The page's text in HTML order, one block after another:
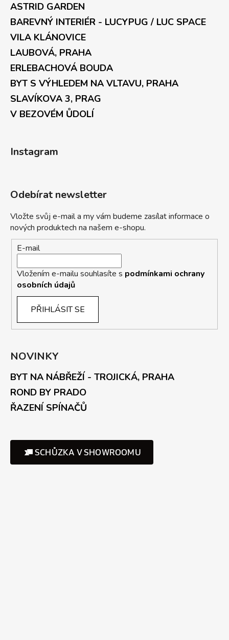
ASTRID GARDEN
BAREVNÝ INTERIÉR - LUCYPUG / LUC SPACE
VILA KLÁNOVICE
LAUBOVÁ, PRAHA
ERLEBACHOVÁ BOUDA
BYT S VÝHLEDEM NA VLTAVU, PRAHA
SLAVÍKOVA 3, PRAG
V BEZOVÉM ŮDOLÍ
Instagram
Odebírat newsletter
Vložte svůj e-mail a my vám budeme zasílat informace o
nových produktech na našem e-shopu.
E-mail
Vložením e-mailu souhlasíte s podmínkami ochrany
osobních údajů
PŘIHLÁSIT SE
NOVINKY
BYT NA NÁBŘEŽÍ - TROJICKÁ, PRAHA
ROND BY PRADO
ŘAZENÍ SPÍNAČŮ
SCHŮZKA V SHOWROOMU